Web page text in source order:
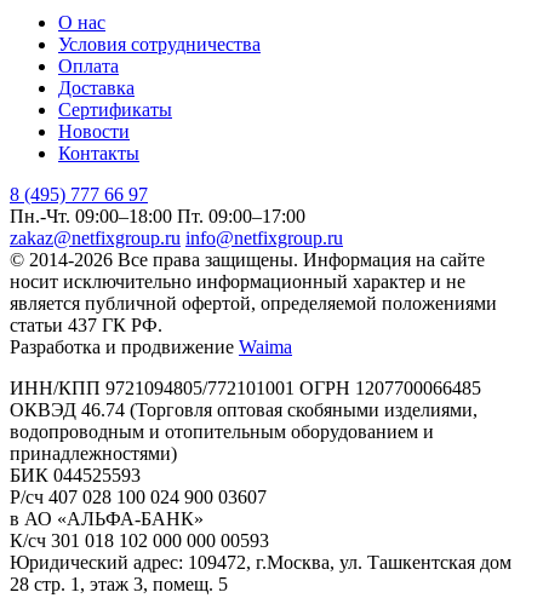
О нас
Условия сотрудничества
Оплата
Доставка
Сертификаты
Новости
Контакты
8 (495) 777 66 97
Пн.-Чт. 09:00–18:00 Пт. 09:00–17:00
zakaz@netfixgroup.ru info@netfixgroup.ru
© 2014-2026 Все права защищены. Информация на сайте
носит исключительно информационный характер и не
является публичной офертой, определяемой положениями
статьи 437 ГК РФ.
Разработка и продвижение Waima
ИНН/КПП 9721094805/772101001 ОГРН 1207700066485
ОКВЭД 46.74 (Торговля оптовая скобяными изделиями,
водопроводным и отопительным оборудованием и
принадлежностями)
БИК 044525593
Р/сч 407 028 100 024 900 03607
в АО «АЛЬФА-БАНК»
К/сч 301 018 102 000 000 00593
Юридический адрес: 109472, г.Москва, ул. Ташкентская дом
28 стр. 1, этаж 3, помещ. 5